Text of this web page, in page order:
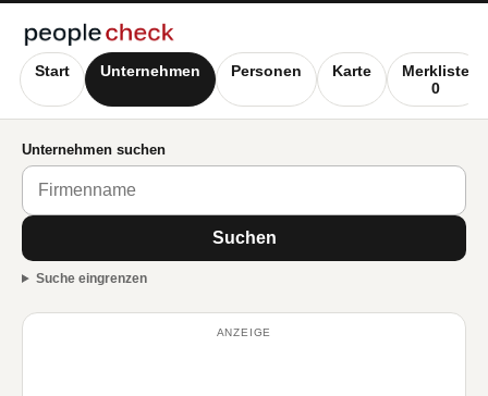
Start Unternehmen Personen Karte
Merkliste
0
Unternehmen suchen
Suchen
Suche eingrenzen
ANZEIGE